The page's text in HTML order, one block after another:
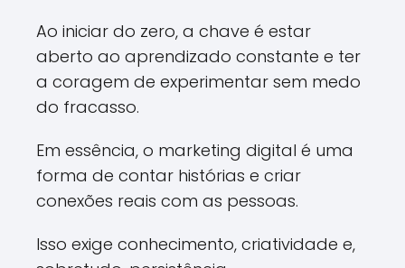
Ao iniciar do zero, a chave é estar
aberto ao aprendizado constante e ter
a coragem de experimentar sem medo
do fracasso.
Em essência, o marketing digital é uma
forma de contar histórias e criar
conexões reais com as pessoas.
Isso exige conhecimento, criatividade e,